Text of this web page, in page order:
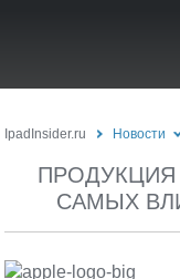
IpadInsider.ru Новости
ПРОДУКЦИЯ
САМЫХ